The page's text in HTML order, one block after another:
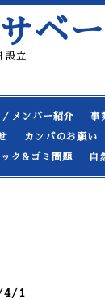
ベ
立
メンバー紹介 事
カンパのお願い
ク&ゴミ問題 自
4/1